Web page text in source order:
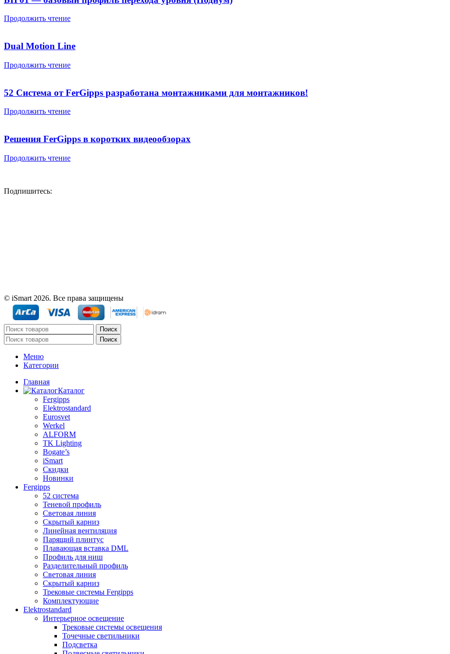
Продолжить чтение
Dual Motion Line
Продолжить чтение
52 Система от FerGipps разработана монтажниками для монтажников!
Продолжить чтение
Решения FerGipps в коротких видеообзорах
Продолжить чтение
Подпишитесь:
© iSmart 2026. Все права защищены
Поиск
Поиск
Меню
Категории
Главная
Каталог
Fergipps
Elektrostandard
Eurosvet
Werkel
ALFORM
TK Lighting
Bogate’s
iSmart
Скидки
Новинки
Fergipps
52 система
Теневой профиль
Световая линия
Скрытый карниз
Линейная вентиляция
Парящий плинтус
Плавающая вставка DML
Профиль для ниш
Разделительный профиль
Световая линия
Скрытый карниз
Трековые системы Fergipps
Комплектующие
Elektrostandard
Интерьерное освещение
Трековые системы освещения
Точечные светильники
Подсветка